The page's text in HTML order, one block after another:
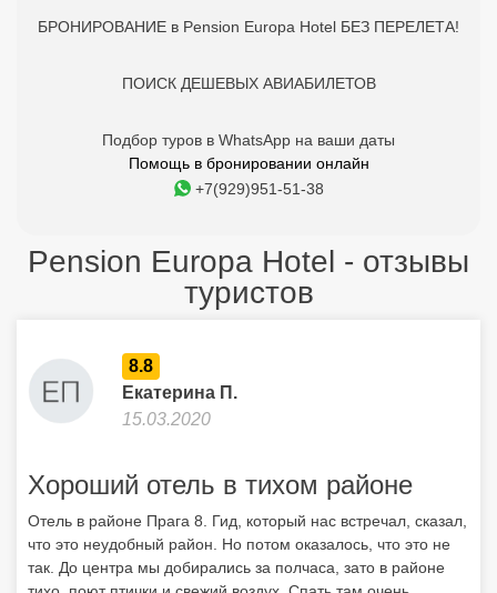
БРОНИРОВАНИЕ в Pension Europa Hotel БЕЗ ПЕРЕЛЕТА!
ПОИСК ДЕШЕВЫХ АВИАБИЛЕТОВ
Подбор туров в WhatsApp на ваши даты
Помощь в бронировании онлайн
+7(929)951-51-38
Pension Europa Hotel - отзывы
туристов
8.8
Екатерина П.
15.03.2020
Хороший отель в тихом районе
Отель в районе Прага 8. Гид, который нас встречал, сказал,
что это неудобный район. Но потом оказалось, что это не
так. До центра мы добирались за полчаса, зато в районе